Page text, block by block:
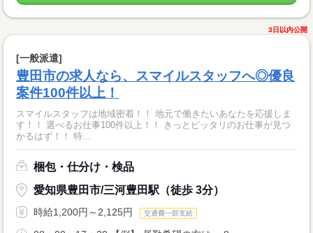
3日以内公開
[一般派遣]
豊田市の求人なら、スマイルスタッフへ◎優良
案件100件以上！
スマイルスタッフは地域密着！！ 地元で働きたいあなたを応援しま
す！！ 選べるお仕事100件以上！！ きっとピッタリのお仕事が見つ
かるはず！！ 特...
梱包・仕分け・検品
愛知県豊田市/三河豊田駅（徒歩 3分）
時給1,200円～2,125円 交通費一部支給